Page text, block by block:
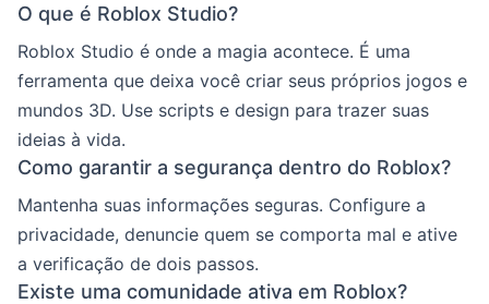
O que é Roblox Studio?
Roblox Studio é onde a magia acontece. É uma
ferramenta que deixa você criar seus próprios jogos e
mundos 3D. Use scripts e design para trazer suas
ideias à vida.
Como garantir a segurança dentro do Roblox?
Mantenha suas informações seguras. Configure a
privacidade, denuncie quem se comporta mal e ative
a verificação de dois passos.
Existe uma comunidade ativa em Roblox?